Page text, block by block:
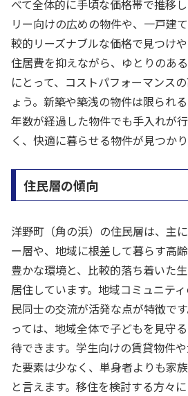
べて全体的に手頃な価格帯で推移
リー向けの広めの物件や、一戸建
較的リーズナブルな価格で見つけや
住居費を抑えながら、ゆとりのあ
にとって、コストパフォーマンス
ょう。新築や築浅の物件は限られ
年数が経過した物件でも手入れが
く、快適に暮らせる物件が見つかり
住民層の傾向
洋野町（角の浜）の住民層は、主
ー層や、地域に根差して暮らす高
豊かな環境と、比較的落ち着いた
居住しています。地域コミュニテ
民同士の交流が活発な点が特徴で
っては、地域全体で子どもを見守
待できます。学生向けの賃貸物件
た要素は少なく、単身者よりも家
と言えます。移住を検討する方々